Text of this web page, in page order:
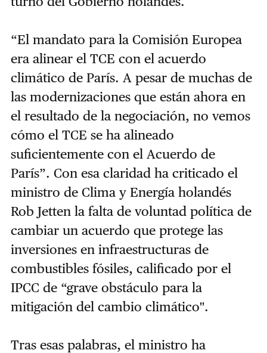
“El mandato para la Comisión Europea
era alinear el TCE con el acuerdo
climático de París. A pesar de muchas de
las modernizaciones que están ahora en
el resultado de la negociación, no vemos
cómo el TCE se ha alineado
suficientemente con el Acuerdo de
París”. Con esa claridad ha criticado el
ministro de Clima y Energía holandés
Rob Jetten la falta de voluntad política de
cambiar un acuerdo que protege las
inversiones en infraestructuras de
combustibles fósiles, calificado por el
IPCC de “grave obstáculo para la
mitigación del cambio climático''.
Tras esas palabras, el ministro ha